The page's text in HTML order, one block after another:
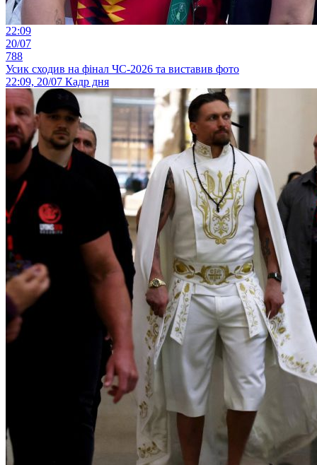
22:09
20/07
788
Усик сходив на фінал ЧС-2026 та виставив фото
22:09, 20/07 Кадр дня